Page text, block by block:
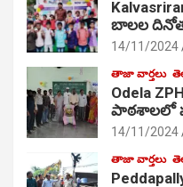
బాలల
14/11/2024
తాజా వార్తలు
Odela
పాఠ‌శాల‌లో
14/11/2024
తాజా వార్తలు